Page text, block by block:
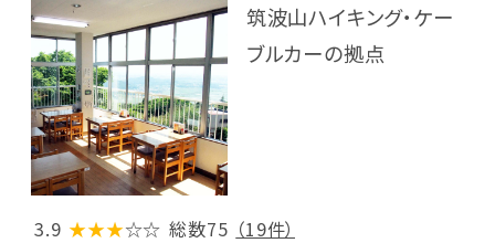
筑波山ハイキング・ケー
ブルカーの拠点
3.9 ★★★☆☆ 総数75 （19件）